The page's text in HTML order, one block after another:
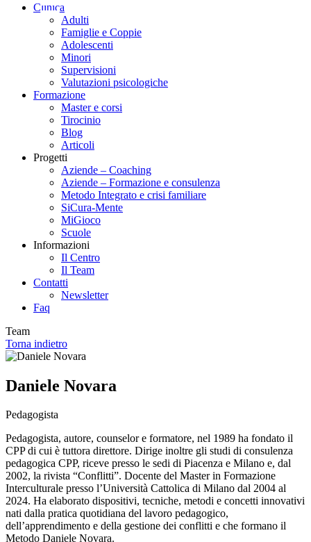
Clinica
Adulti
Famiglie e Coppie
Adolescenti
Minori
Supervisioni
Valutazioni psicologiche
Formazione
Master e corsi
Tirocinio
Blog
Articoli
Progetti
Aziende – Coaching
Aziende – Formazione e consulenza
Metodo Integrato e crisi familiare
SiCura-Mente
MiGioco
Scuole
Informazioni
Il Centro
Il Team
Contatti
Newsletter
Faq
Team
Torna indietro
Daniele Novara
Pedagogista
Pedagogista, autore, counselor e formatore, nel 1989 ha fondato il
CPP di cui è tuttora direttore. Dirige inoltre gli studi di consulenza
pedagogica CPP, riceve presso le sedi di Piacenza e Milano e, dal
2002, la rivista “Conflitti”. Docente del Master in Formazione
Interculturale presso l’Università Cattolica di Milano dal 2004 al
2024. Ha elaborato dispositivi, tecniche, metodi e concetti innovativi
nati dalla pratica quotidiana del lavoro pedagogico,
dell’apprendimento e della gestione dei conflitti e che formano il
Metodo Daniele Novara.